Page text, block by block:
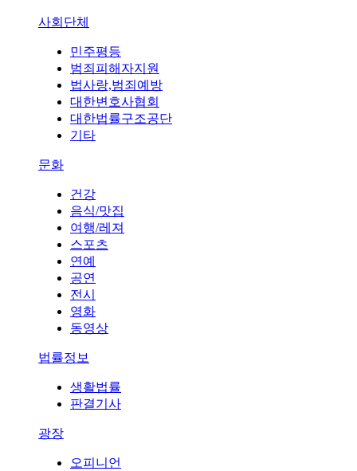
사회단체
민주평등
범죄피해자지원
법사랑,범죄예방
대한변호사협회
대한법률구조공단
기타
문화
건강
음식/맛집
여행/레져
스포츠
연예
공연
전시
영화
동영상
법률정보
생활법률
판결기사
광장
오피니언